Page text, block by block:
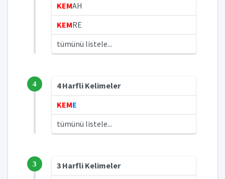
KEMAH
KEMRE
tümünü listele...
4
4 Harfli Kelimeler
KEME
tümünü listele...
3
3 Harfli Kelimeler